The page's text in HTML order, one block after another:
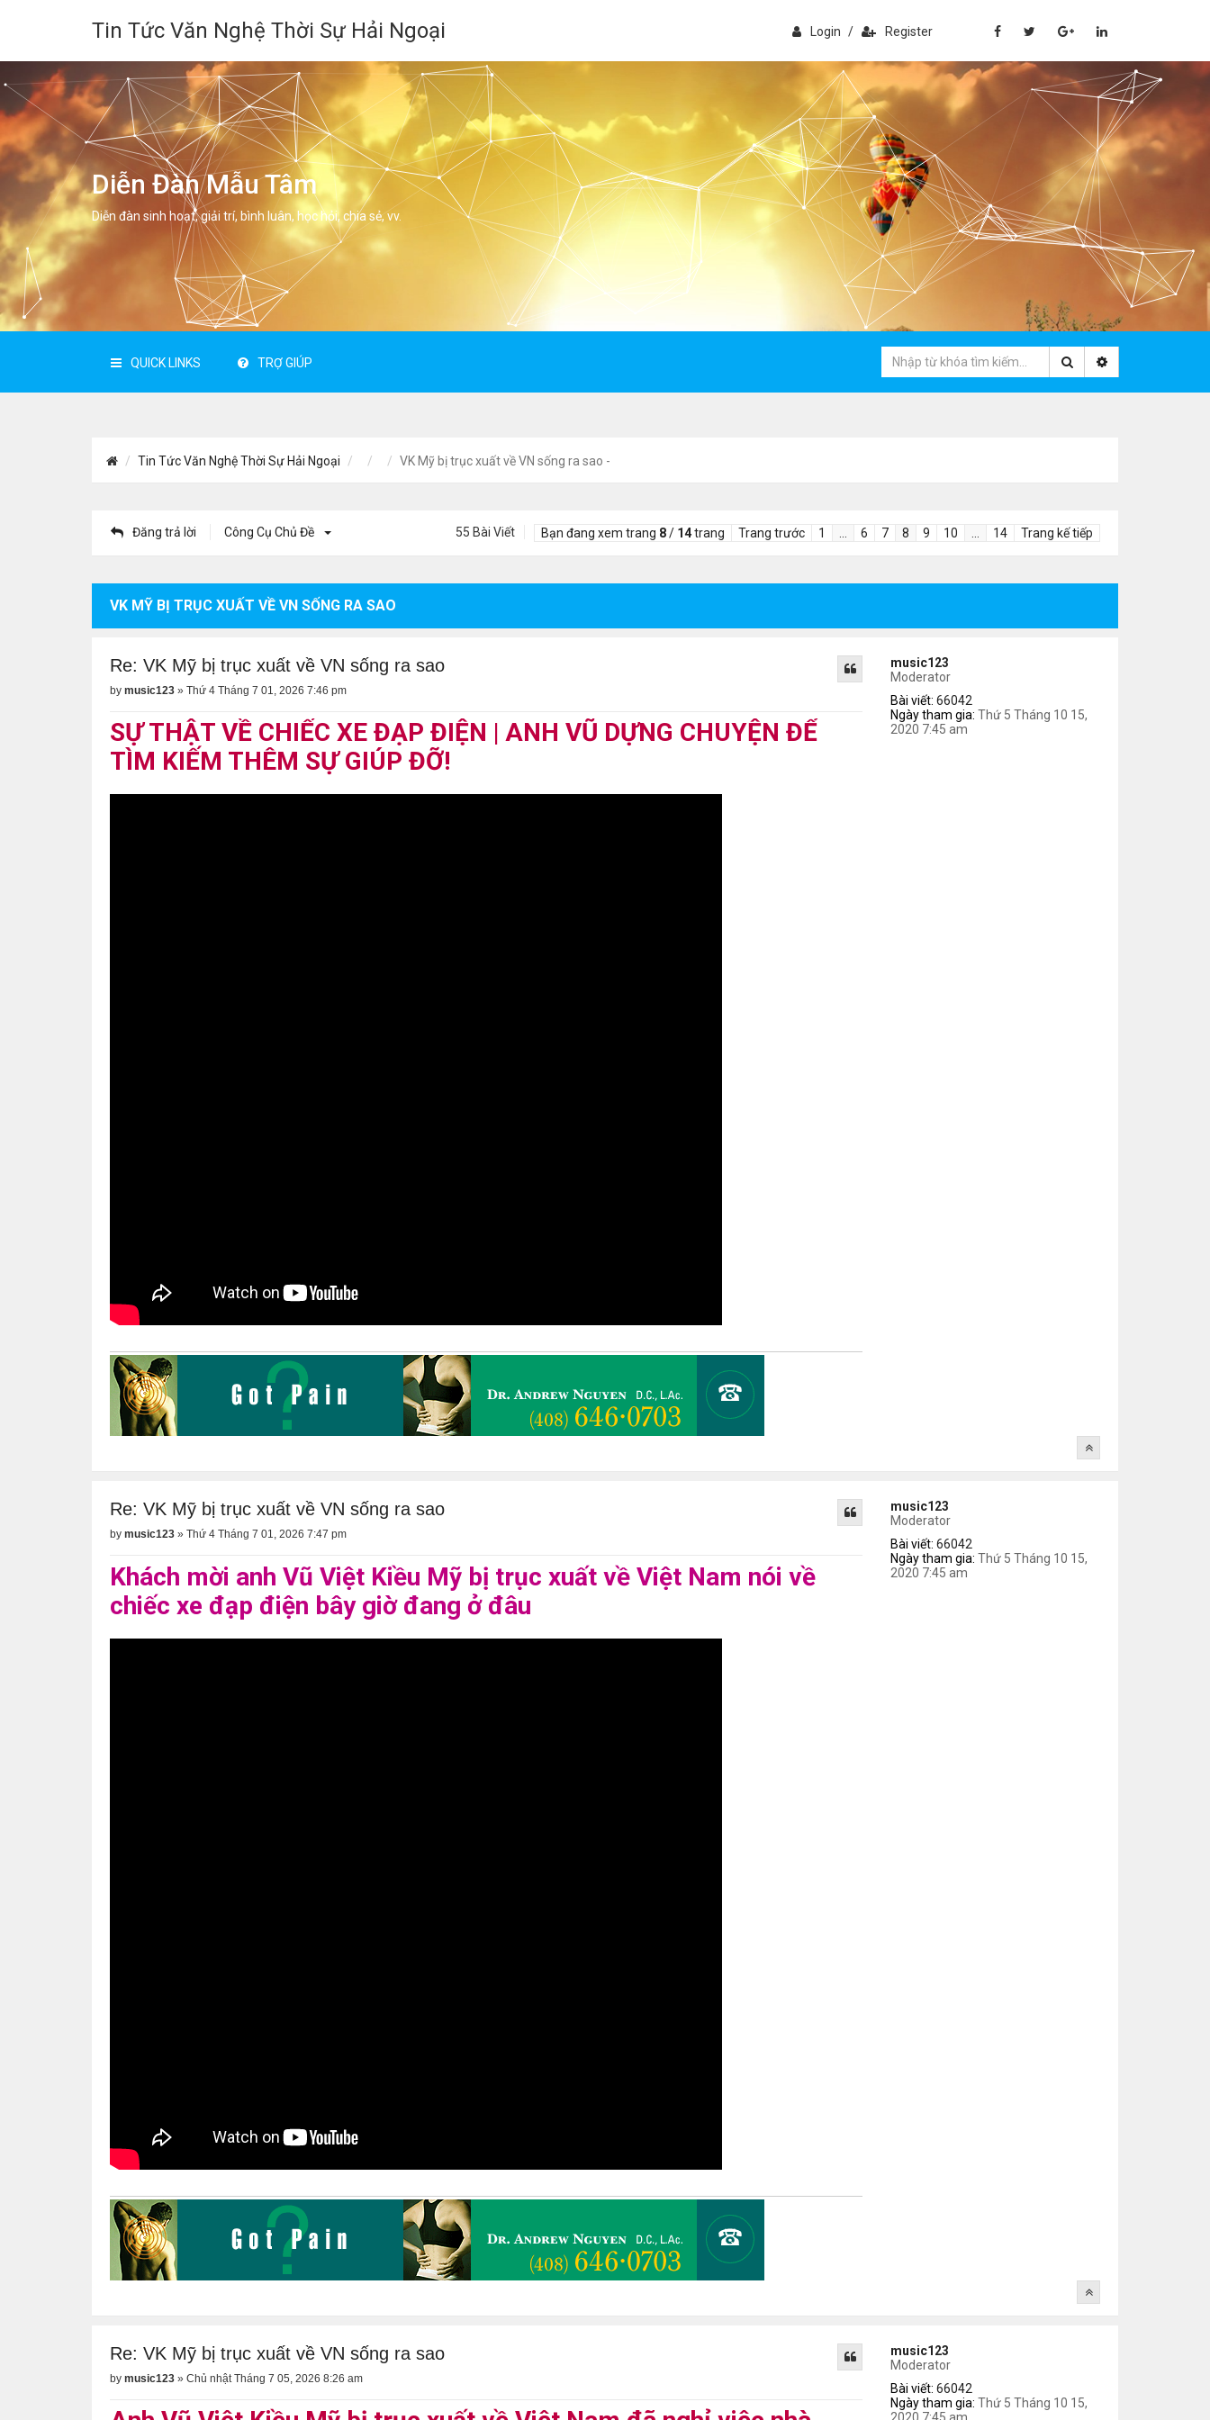
Tin Tức Văn Nghệ Thời Sự Hải Ngoại Login / Register
Diễn Đàn Mẫu Tâm
Diễn đàn sinh hoạt, giải trí, bình luân, học hỏi, chia sẻ, vv.
QUICK LINKS TRỢ GIÚP
Tin Tức Văn Nghệ Thời Sự Hải Ngoại VK Mỹ bị trục xuất về VN sống ra sao -
Đăng trả lời Công Cụ Chủ Đề 55 Bài Viết Bạn đang xem trang 8/ 14trang Trang trước 1 6 7 8 9 10 14 Trang kế tiếp
VK MỸ BỊ TRỤC XUẤT VỀ VN SỐNG RA SAO
music123
Moderator
Bài viết: 66042
Ngày tham gia: Thứ 5 Tháng 10 15,
2020 7:45 am
Re: VK Mỹ bị trục xuất về VN sống ra sao
by music123 » Thứ 4 Tháng 7 01, 2026 7:46 pm
SỰ THẬT VỀ CHIẾC XE ĐẠP ĐIỆN | ANH VŨ DỰNG CHUYỆN ĐỂ
TÌM KIẾM THÊM SỰ GIÚP ĐỠ!
music123
Moderator
Bài viết: 66042
Ngày tham gia: Thứ 5 Tháng 10 15,
2020 7:45 am
Re: VK Mỹ bị trục xuất về VN sống ra sao
by music123 » Thứ 4 Tháng 7 01, 2026 7:47 pm
Khách mời anh Vũ Việt Kiều Mỹ bị trục xuất về Việt Nam nói về
chiếc xe đạp điện bây giờ đang ở đâu
music123
Moderator
Bài viết: 66042
Ngày tham gia: Thứ 5 Tháng 10 15,
2020 7:45 am
Re: VK Mỹ bị trục xuất về VN sống ra sao
by music123 » Chủ nhật Tháng 7 05, 2026 8:26 am